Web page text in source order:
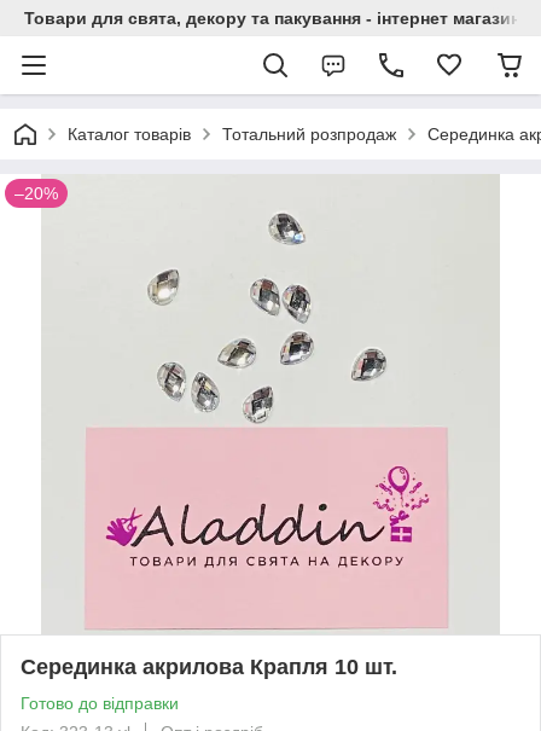
Товари для свята, декору та пакування - інтернет магазин
Каталог товарів Тотальний розпродаж Серединка
–20%
Серединка акрилова Крапля 10 шт.
Готово до відправки